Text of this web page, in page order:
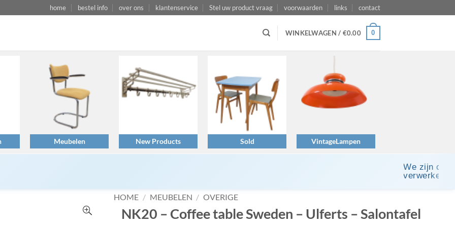
home bestel info over ons klantenservice Stel uw product vraag voorwaarden links contact
WINKELWAGEN / €0.00 0
Meubelen New Products Sold VintageLampen
We zijn op
verwerken.
HOME / MEUBELEN / OVERIGE
NK20 – Coffee table Sweden – Ulferts – Salontafel